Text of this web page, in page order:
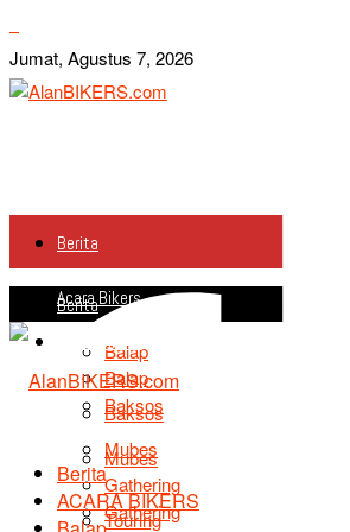
Jumat, Agustus 7, 2026
Berita
Acara Bikers
Balap
Baksos
Mubes
Gathering
Berita
Acara Bikers
Balap
Baksos
Mubes
Gathering
Touring
Berita
ACARA BIKERS